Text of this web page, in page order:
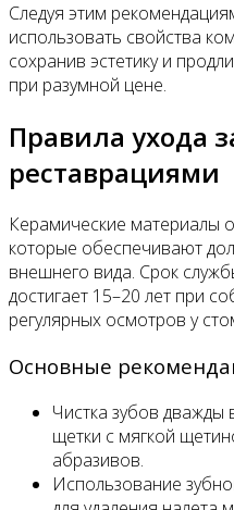
Следуя этим
использовать свойства
сохранив эстетику и
при разумной цене.
Правила ухода
реставрациями
Керамические материалы
которые обеспечивают
внешнего вида. Срок
достигает 15–20 лет при
регулярных осмотров у
Основные
Чистка зубов дважды
щетки с мягкой
абразивов.
Использование